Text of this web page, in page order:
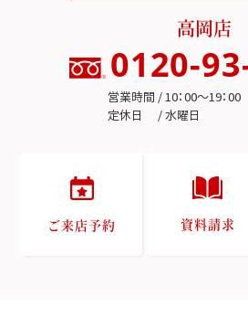
高岡店
0120-
営業時間 / 10：00～19：00
定休日 / 水曜日
ご来店予約 資料請求